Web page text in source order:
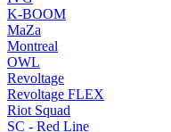
K-BOOM
MaZa
Montreal
OWL
Revoltage
Revoltage FLEX
Riot Squad
SC - Red Line